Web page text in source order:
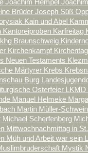
Joachim Hempel
Brüder Joseph Süß
Kain und Abel
Kantoreiproben Karfreitag
khg Braunschweig
Kirchenkampf Kirchentag
Neuen Testaments
Märtyrer Krebs
Burg
Osterfeier LKMD
Manuel Helmeke
Martin Müller-
Michael Scherfenberg
Mittwochnachmittag in
Müh und Arbeit war sein
Mystik